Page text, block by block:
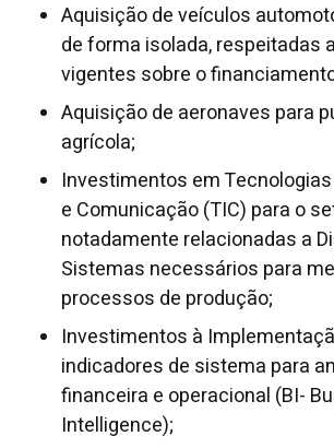
Aquisição de veículos
de forma isolada, respeitadas
vigentes sobre o
Aquisição de aeronaves para
agrícola;
Investimentos em
e Comunicação (TIC) para o
notadamente relacionadas a
Sistemas necessários para
processos de produção;
Investimentos à
indicadores de sistema para
financeira e operacional (BI-
Intelligence);